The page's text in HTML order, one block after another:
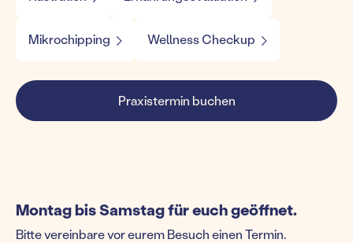
Mikrochipping Wellness Checkup
Praxistermin buchen
Montag bis Samstag für euch geöffnet.
Bitte vereinbare vor eurem Besuch einen Termin.